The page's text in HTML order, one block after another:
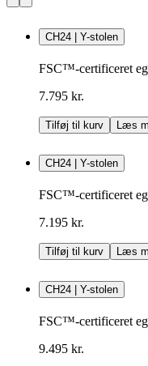
CH24 | Y-stolen
FSC™-certificeret
7.795 kr.
Tilføj til kurv Læs
CH24 | Y-stolen
FSC™-certificeret
7.195 kr.
Tilføj til kurv Læs
CH24 | Y-stolen
FSC™-certificeret
9.495 kr.